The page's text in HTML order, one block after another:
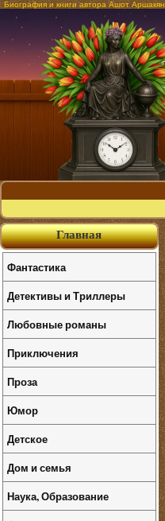
Биография и книги автора Ашот Аршакян
Главная
Фантастика
Детективы и Триллеры
Любовные романы
Приключения
Проза
Юмор
Детское
Дом и семья
Наука, Образование